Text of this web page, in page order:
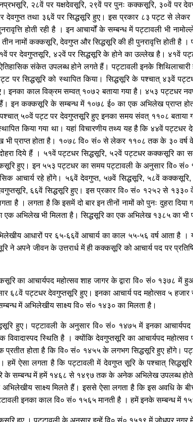
२८वें पर यक्षदेवसूरि, २९वें पर पुनः कक्कसूरि, ३०वें पर
देवगुप्त तथा ३६वें पर सिद्धसूरि हुए। इस प्रकार ८३ पट्ट से लेकर
होती रही है । इन आचार्यों के सम्बन्ध में पट्टावली भी
नामों कक्कसूरि, देवगुप्त और सिद्धसूरि की ही पुनरावृत्ति होती
पर देवगुप्तसूरि, ४२वें पर सिद्धसूरि के होने का उल्लेख है। ४१वें
संकेत उपलब्ध होने लगते हैं। पट्टावली इनके
पर सिद्धसूरि को स्थापित किया। सिद्धसूरि के पश्चात् ४३वें
इनका काल विक्रम सम्वत् १०७२ बताया गया है। ४५३ पट्टधर
इन कक्कसूरि के सम्बन्ध में १०७८ ई० का एक अभिलेख प्राप्त
५०वें पट्ट पर देवगुप्तसूरि हुए इनका समय संवत् ११०८ बताया
किया गया था। यहां विचारणीय तथ्य यह है कि ४४वें
प्राप्त होता है। १०७८ वि० सं० से लेकर ११०८ तक के ३० वर्ष
दिये हैं । ५१वें पट्टधर सिद्धसूरि, ५२वें पट्टधर कक्कसूरि
हुए। इन ५५३ पट्टधर का समय पट्टावली के अनुसार वि०
आचार्य रहे होंगे। ५६वें देवगुप्त, ५७वें सिद्धसूरि, ५८वें
६६वें सिद्धसूरि हुए। इस प्रकार वि० सं० १२५२ से
है । लगता है कि इसमें दो बार इन तीनों नामों को पुनः दुहरा
अभिलेख भी मिलता है। सिद्धसूरि का एक अभिलेख १३८५ का भी
आधारों पर ६५-६६वें आचार्य का काल ५५-५६ वर्ष आता है
ने अपने जीवन के उत्तरार्ध में ही कक्कसूरि को आचार्य पद पर
का आचार्यपद महोत्सव शाह जागर के द्वारा वि० सं०
६८वें पट्टधर देवगुप्तसूरि हुए। इनका आचार्य पद महोत्सव ५
में अभिलेखीय साक्ष्य वि० सं० १४३० का मिलता है।
हुए। पट्टावली के अनुसार वि० सं० १४७५ में इनका
विवादास्पद स्थिति है । क्योंकि देवगुप्तसूरि का आचार्यपद
प्रतीत होता है कि वि० सं० १४५५ के लगभग सिद्धसूरि हुए होंगे।
हमें ऐसा लगता है कि पट्टावली में देवगुप्त सूरि के पश्चात्
के सम्बन्ध में हमें १४६८ से १४९७ तक के अनेक अभिलेख उपलब्ध
साक्ष्य मिलते हैं। इससे ऐसा लगता है कि इस अवधि के
इनका काल वि० सं० १५६५ मानती है । हमें इनके सम्बन्ध
हुए । पट्टावली के अनुसार इन्हें वि० सं० १५१९ में जोधपुर नगर